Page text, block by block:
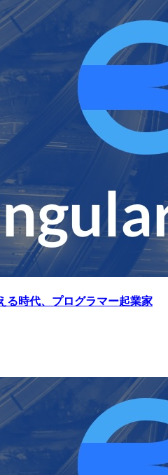
る時代、プログラマー起業家